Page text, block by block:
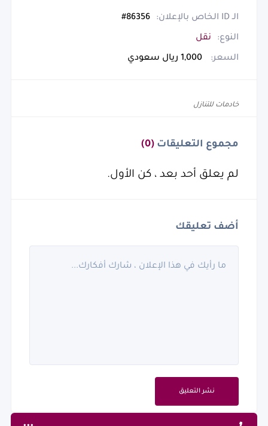
الـ ID الخاص بالإعلان: 86356#
النوع: نقل
السعر:
خادمات للتنازل
مجموع التعليقات (0)
لم يعلق أحد بعد ، كن الأول.
أضف تعليقك
نشر التعليق